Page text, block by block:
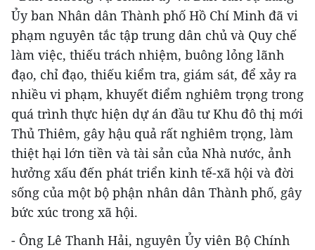
Ủy ban Nhân dân Thành phố Hồ Chí Minh đã vi
phạm nguyên tắc tập trung dân chủ và Quy chế
làm việc, thiếu trách nhiệm, buông lỏng lãnh
đạo, chỉ đạo, thiếu kiểm tra, giám sát, để xảy ra
nhiều vi phạm, khuyết điểm nghiêm trọng trong
quá trình thực hiện dự án đầu tư Khu đô thị mới
Thủ Thiêm, gây hậu quả rất nghiêm trọng, làm
thiệt hại lớn tiền và tài sản của Nhà nước, ảnh
hưởng xấu đến phát triển kinh tế-xã hội và đời
sống của một bộ phận nhân dân Thành phố, gây
bức xúc trong xã hội.
- Ông Lê Thanh Hải, nguyên Ủy viên Bộ Chính